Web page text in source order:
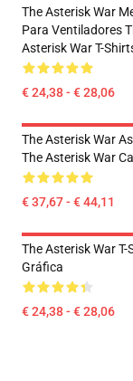
The Asterisk War
Para Ventiladores
Asterisk War T-
€ 24,38 - € 28,06
The Asterisk War
The Asterisk War
€ 37,67 - € 44,11
The Asterisk War T-
Gráfica
€ 24,38 - € 28,06